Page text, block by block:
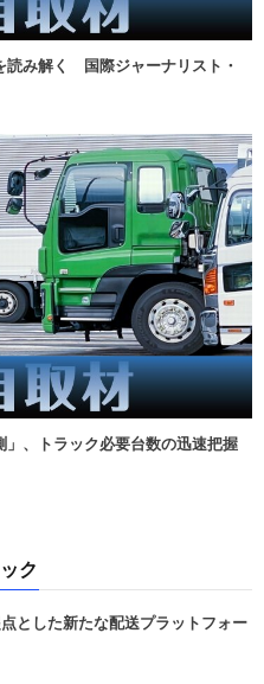
読み解く 国際ジャーナリスト・
」、トラック必要台数の迅速把握
ク
とした新たな配送プラットフォー